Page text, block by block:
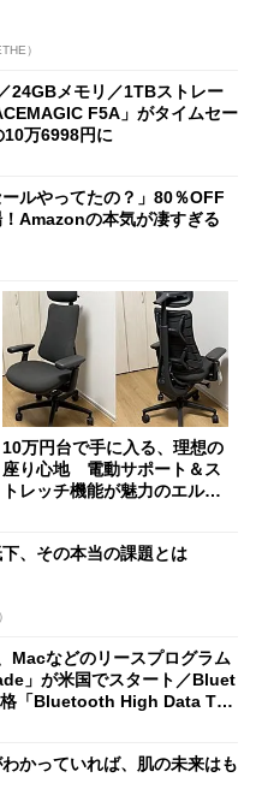
）
24GBメモリ／1TBストレー
F5A」がタイムセー
10万6998円に
ールやってたの？」80％OFF
！Amazonの本気が凄すぎる
10万円台で手に入る、理想の
座り心地 電動サポート＆ス
トレッチ機能が魅力のエルゴ
、その本当の課題とは
Macなどのリースプログラム
」が米国でスタート／Bluet
「Bluetooth High Data Thr
かっていれば、肌の未来はも